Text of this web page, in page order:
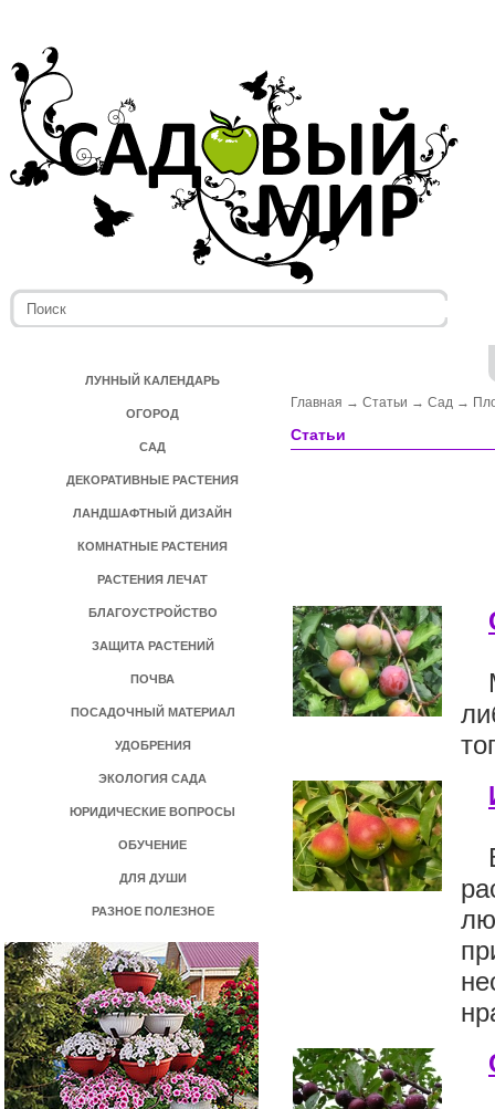
ЛУННЫЙ КАЛЕНДАРЬ
ОГОРОД
САД
ДЕКОРАТИВНЫЕ РАСТЕНИЯ
ЛАНДШАФТНЫЙ ДИЗАЙН
КОМНАТНЫЕ РАСТЕНИЯ
РАСТЕНИЯ ЛЕЧАТ
БЛАГОУСТРОЙСТВО
ЗАЩИТА РАСТЕНИЙ
ПОЧВА
ПОСАДОЧНЫЙ МАТЕРИАЛ
УДОБРЕНИЯ
ЭКОЛОГИЯ САДА
ЮРИДИЧЕСКИЕ ВОПРОСЫ
ОБУЧЕНИЕ
ДЛЯ ДУШИ
РАЗНОЕ ПОЛЕЗНОЕ
Главная → Статьи → Сад →
Статьи